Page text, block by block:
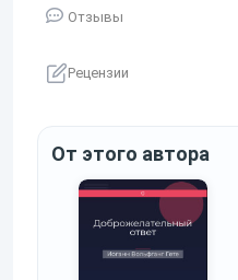
Отзывы
Рецензии
От этого автора